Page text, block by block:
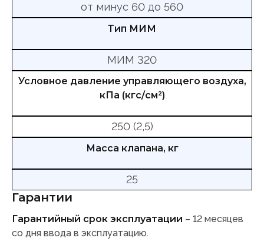
от минус 60 до 560
Тип МИМ
МИМ 320
Условное давление управляющего воздуха,
кПа (кгс/см²)
250 (2,5)
Масса клапана, кг
25
Гарантии
Гарантийный срок эксплуатации – 12 месяцев
со дня ввода в эксплуатацию.